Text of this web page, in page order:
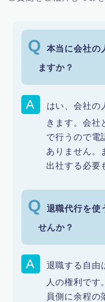
本当に会社の
ますか？
はい、会社の
きます。会社
で行うので電
ありません。
出社する必要
退職代行を使
せんか？
退職する自由
人の権利です
員側に余程の